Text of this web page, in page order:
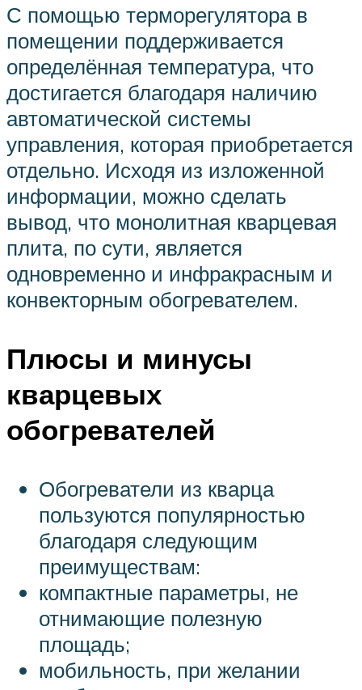
С помощью терморегулятора в
помещении поддерживается
определённая температура, что
достигается благодаря наличию
автоматической системы
управления, которая приобретается
отдельно. Исходя из изложенной
информации, можно сделать
вывод, что монолитная кварцевая
плита, по сути, является
одновременно и инфракрасным и
конвекторным обогревателем.
Плюсы и минусы
кварцевых
обогревателей
Обогреватели из кварца
пользуются популярностью
благодаря следующим
преимуществам:
компактные параметры, не
отнимающие полезную
площадь;
мобильность, при желании